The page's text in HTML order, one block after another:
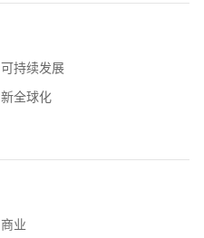
可持续发展
新全球化
商业